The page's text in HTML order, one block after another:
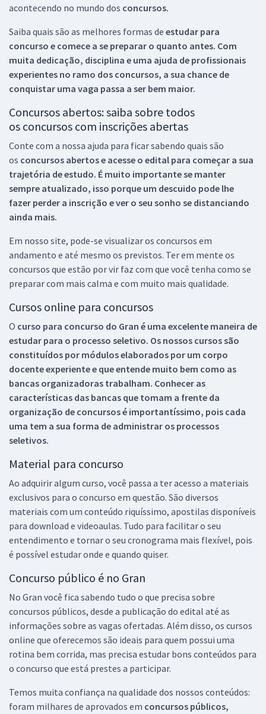
acontecendo no mundo dos concursos.
Saiba quais são as melhores formas de estudar para
concurso e comece a se preparar o quanto antes. Com
muita dedicação, disciplina e uma ajuda de profissionais
experientes no ramo dos concursos, a sua chance de
conquistar uma vaga passa a ser bem maior.
Concursos abertos: saiba sobre todos
os concursos com inscrições abertas
Conte com a nossa ajuda para ficar sabendo quais são
os concursos abertos e acesse o edital para começar a sua
trajetória de estudo. É muito importante se manter
sempre atualizado, isso porque um descuido pode lhe
fazer perder a inscrição e ver o seu sonho se distanciando
ainda mais.
Em nosso site, pode-se visualizar os concursos em
andamento e até mesmo os previstos. Ter em mente os
concursos que estão por vir faz com que você tenha como se
preparar com mais calma e com muito mais qualidade.
Cursos online para concursos
O curso para concurso do Gran é uma excelente maneira de
estudar para o processo seletivo. Os nossos cursos são
constituídos por módulos elaborados por um corpo
docente experiente e que entende muito bem como as
bancas organizadoras trabalham. Conhecer as
características das bancas que tomam a frente da
organização de concursos é importantíssimo, pois cada
uma tem a sua forma de administrar os processos
seletivos.
Material para concurso
Ao adquirir algum curso, você passa a ter acesso a materiais
exclusivos para o concurso em questão. São diversos
materiais com um conteúdo riquíssimo, apostilas disponíveis
para download e videoaulas. Tudo para facilitar o seu
entendimento e tornar o seu cronograma mais flexível, pois
é possível estudar onde e quando quiser.
Concurso público é no Gran
No Gran você fica sabendo tudo o que precisa sobre
concursos públicos, desde a publicação do edital até as
informações sobre as vagas ofertadas. Além disso, os cursos
online que oferecemos são ideais para quem possui uma
rotina bem corrida, mas precisa estudar bons conteúdos para
o concurso que está prestes a participar.
Temos muita confiança na qualidade dos nossos conteúdos:
foram milhares de aprovados em concursos públicos,